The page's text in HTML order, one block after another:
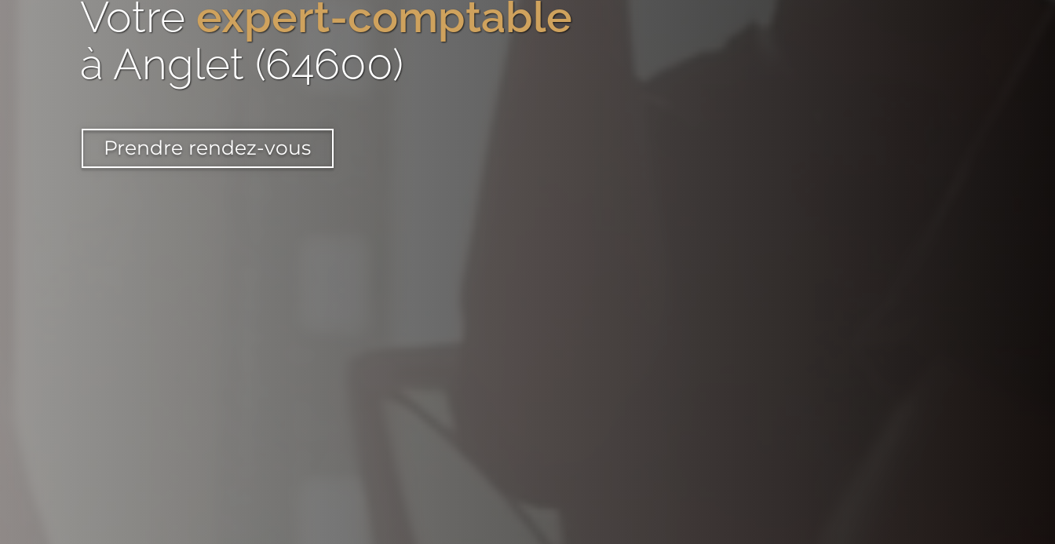
Votre expert-comptable
à Anglet (64600)
Prendre rendez-vous